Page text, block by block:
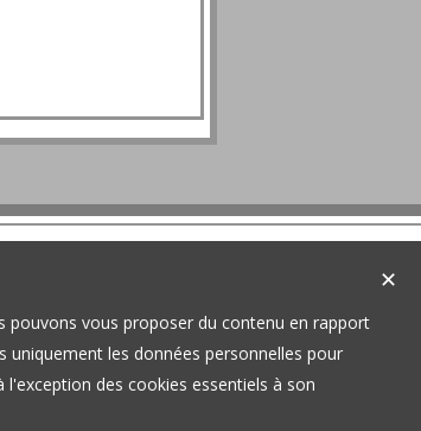
✕
pouvons vous proposer du contenu en rapport
les données personnelles pour
des cookies essentiels à son